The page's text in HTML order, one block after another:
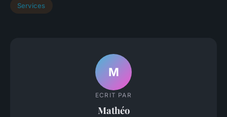
Services
M
ECRIT PAR
Mathéo